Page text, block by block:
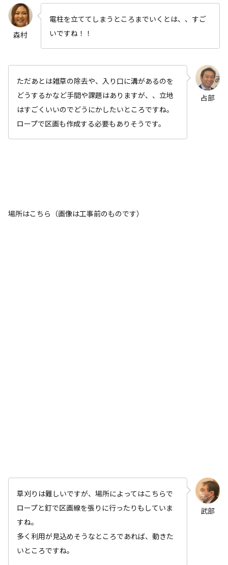
森村
電柱を立ててしまうところまでいくとは、、すご
いですね！！
ただあとは雑草の除去や、入り口に溝があるのを
どうするかなど手間や課題はありますが、、立地
はすごくいいのでどうにかしたいところですね。
ロープで区画も作成する必要もありそうです。
占部
場所はこちら（画像は工事前のものです）
草刈りは難しいですが、場所によってはこちらで
ロープと釘で区画線を張りに行ったりもしていま
すね。
多く利用が見込めそうなところであれば、動きた
いところですね。
武部